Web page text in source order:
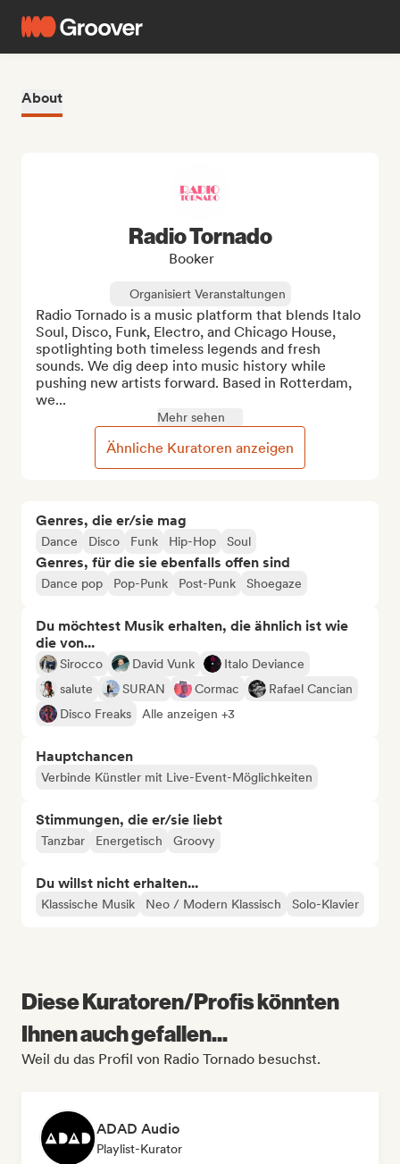
About
Genres, die er/sie mag
Dance Disco Funk Hip-Hop Soul
Genres, für die sie ebenfalls offen sind
Dance pop Pop-Punk Post-Punk Shoegaze
Du möchtest Musik erhalten, die ähnlich ist wie
die von...
Sirocco David Vunk
Italo Deviance
salute
SURAN Cormac
Rafael Cancian
Disco Freaks
Alle anzeigen +3
Hauptchancen
Verbinde Künstler mit Live-Event-Möglichkeiten
Stimmungen, die er/sie liebt
Tanzbar Energetisch Groovy
Du willst nicht erhalten...
Klassische Musik Neo / Modern Klassisch Solo-Klavier
Radio Tornado
Booker
Organisiert Veranstaltungen
Radio Tornado is a music platform that blends Italo
Soul, Disco, Funk, Electro, and Chicago House,
spotlighting both timeless legends and fresh
sounds. We dig deep into music history while
pushing new artists forward. Based in Rotterdam,
we...
Mehr sehen
Ähnliche Kuratoren anzeigen
Diese Kuratoren/Profis könnten
Ihnen auch gefallen...
Weil du das Profil von Radio Tornado besuchst.
ADAD Audio
Playlist-Kurator